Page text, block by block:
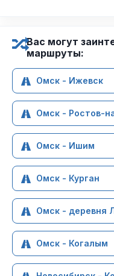
Вас могут
маршруты:
Омск - Ижевск
Омск - Ростов-
Омск - Ишим
Омск - Курган
Омск - деревня
Омск - Когалым